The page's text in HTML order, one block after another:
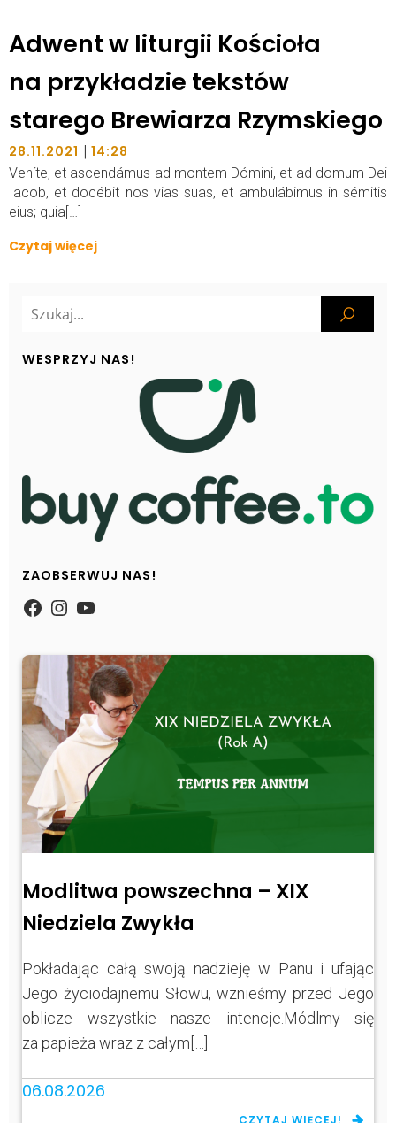
Adwent w liturgii Kościoła
na przykładzie tekstów
starego Brewiarza Rzymskiego
28.11.2021 | 14:28
Veníte, et ascendámus ad montem Dómini, et ad domum Dei
Iacob, et docébit nos vias suas, et ambulábimus in sémitis
eius; quia[…]
Czytaj więcej
WESPRZYJ NAS!
ZAOBSERWUJ NAS!
https://www.facebook.com/
Instagram
YouTube
Modlitwa powszechna – XIX
Niedziela Zwykła
Pokładając całą swoją nadzieję w Panu i ufając
Jego życiodajnemu Słowu, wznieśmy przed Jego
oblicze wszystkie nasze intencje.Módlmy się
za papieża wraz z całym[…]
06.08.2026
CZYTAJ WIĘCEJ!